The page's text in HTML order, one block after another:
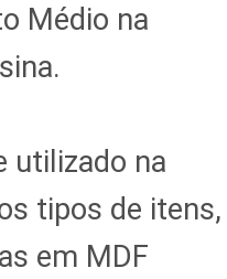
Médio na
utilizado na
tipos de itens,
em MDF